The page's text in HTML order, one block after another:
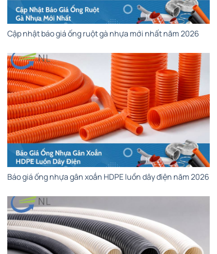
Cập nhật báo giá ống ruột gà nhựa mới nhất năm 2026
Báo giá ống nhựa gân xoắn HDPE luồn dây điện năm 2026